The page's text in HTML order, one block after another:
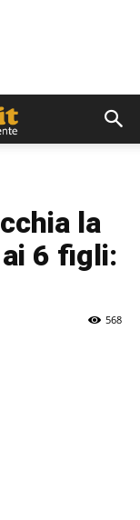
la
6 figli:
568